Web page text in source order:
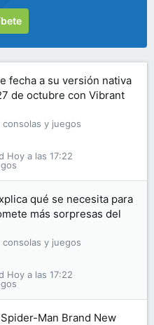
fecha a su versión nativa
de octubre con Vibrant
consolas y juegos
Hoy a las 17:22
qué se necesita para
más sorpresas del
consolas y juegos
Hoy a las 17:22
Man Brand New